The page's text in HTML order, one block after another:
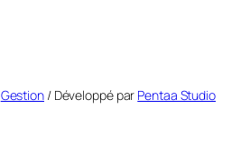
Gestion/ Développé par Pentaa Studio